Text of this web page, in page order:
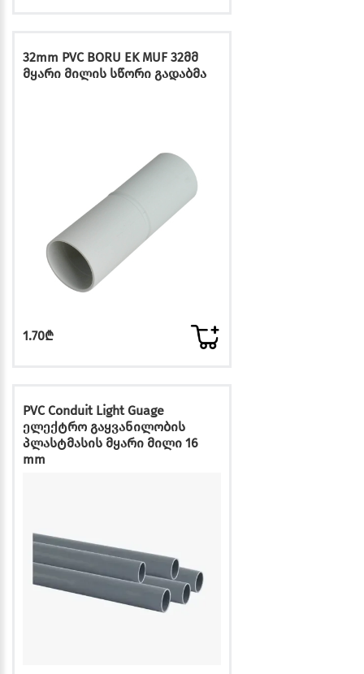
32mm PVC BORU EK MUF 32მმ
მყარი მილის სწორი გადაბმა
1.70₾
PVC Conduit Light Guage
ელექტრო გაყვანილობის
პლასტმასის მყარი მილი 16
mm